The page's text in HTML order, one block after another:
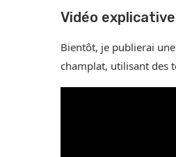
Vidéo explicative
Bientôt, je publierai
champlat, utilisant des